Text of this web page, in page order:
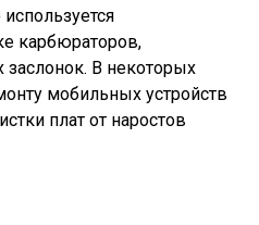
карбюраторов,
В некоторых
мобильных устройств
плат от наростов